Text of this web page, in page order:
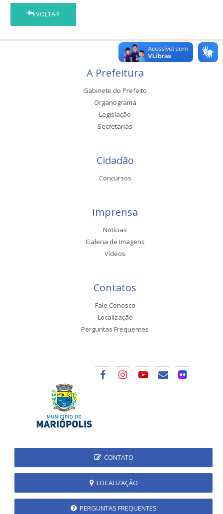
VOLTAR
A Prefeitura
Gabinete do Prefeito
Organograma
Legislação
Secretarias
Cidadão
Concursos
Imprensa
Notícias
Galeria de Imagens
Vídeos
Contatos
Fale Conosco
Localização
Perguntas Frequentes
CONTATO
LOCALIZAÇÃO
PERGUNTAS FREQUENTES